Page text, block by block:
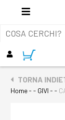
TORNA
Home- - GIVI - -